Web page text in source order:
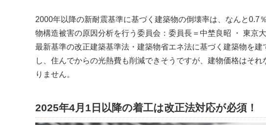
2000年以降の新耐震基準に基づく建築物の倒壊率は、なんと0.7
物構造被害の原因分析を行う委員会：委員長＝中埜良昭 ・ 東京
最新基準の改正建築基準法・建築物省エネ法に基づく建築物を
し、住んでからの光熱費も削減できそうですが、建物価格はそ
りません。
2025年4月1日以降の着工は改正法対応が必須！